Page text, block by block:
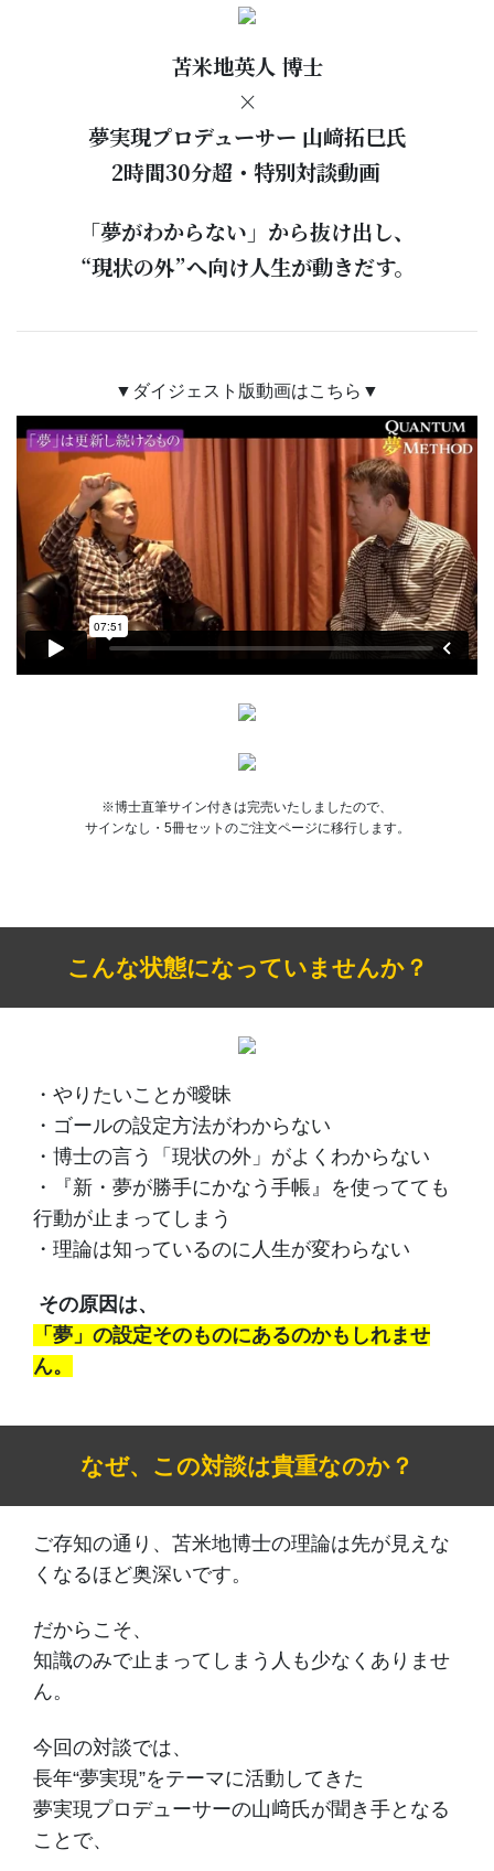
苫米地英人 博士
×
夢実現プロデューサー 山﨑拓巳氏
2時間30分超・特別対談動画
「夢がわからない」から抜け出し、
“現状の外”へ向け人生が動きだす。
▼ダイジェスト版動画はこちら▼
※博士直筆サイン付きは完売いたしましたので、
サインなし・5冊セットのご注文ページに移行します。
こんな状態になっていませんか？
・やりたいことが曖昧
・ゴールの設定方法がわからない
・博士の言う「現状の外」がよくわからない
・『新・夢が勝手にかなう手帳』を使ってても
行動が止まってしまう
・理論は知っているのに人生が変わらない
その原因は、
「夢」の設定そのものにあるのかもしれませ
ん。
なぜ、この対談は貴重なのか？
ご存知の通り、苫米地博士の理論は先が見えな
くなるほど奥深いです。
だからこそ、
知識のみで止まってしまう人も少なくありませ
ん。
今回の対談では、
長年“夢実現”をテーマに活動してきた
夢実現プロデューサーの山﨑氏が聞き手となる
ことで、